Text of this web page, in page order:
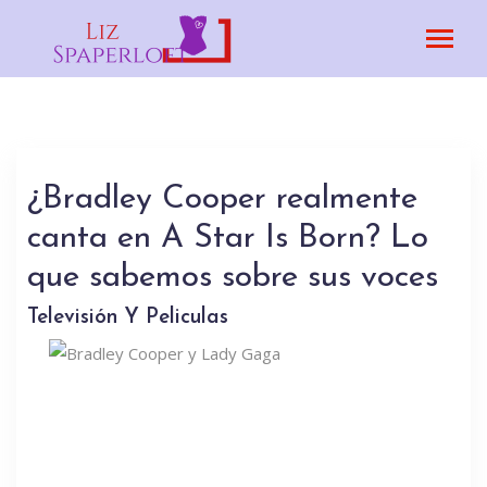
¿Bradley Cooper realmente
canta en A Star Is Born? Lo
que sabemos sobre sus voces
Televisión Y Peliculas